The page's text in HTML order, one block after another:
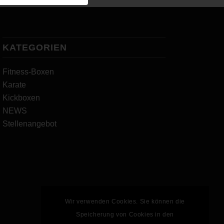
KATEGORIEN
Fitness-Boxen
Karate
Kickboxen
NEWS
Stellenangebot
Wir verwenden Cookies. Sie können die
Speicherung von Cookies in den